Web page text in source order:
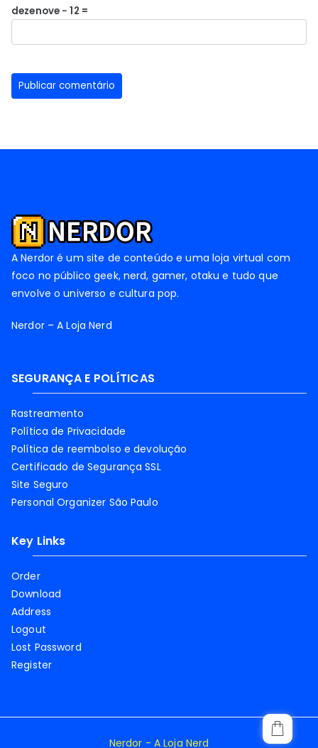
dezenove − 12 =
A Nerdor é um site de conteúdo e uma loja virtual com
foco no público geek, nerd, gamer, otaku e tudo que
envolve o universo e cultura pop.
Nerdor – A Loja Nerd
SEGURANÇA E POLÍTICAS
Rastreamento
Política de Privacidade
Política de reembolso e devolução
Certificado de Segurança SSL
Site Seguro
Personal Organizer São Paulo
Key Links
Order
Download
Address
Logout
Lost Password
Register
Nerdor - A Loja Nerd